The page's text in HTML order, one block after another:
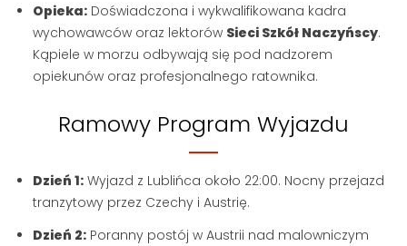
Opieka: Doświadczona i wykwalifikowana kadra
wychowawców oraz lektorów Sieci Szkół Naczyńscy.
Kąpiele w morzu odbywają się pod nadzorem
opiekunów oraz profesjonalnego ratownika.
Ramowy Program Wyjazdu
Dzień 1: Wyjazd z Lublińca około 22:00. Nocny przejazd
tranzytowy przez Czechy i Austrię.
Dzień 2: Poranny postój w Austrii nad malowniczym